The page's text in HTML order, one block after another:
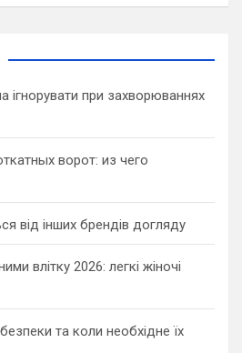
ігнорувати при захворюваннях
ворот: из чего
від інших брендів догляду
влітку 2026: легкі жіночі
та коли необхідне їх